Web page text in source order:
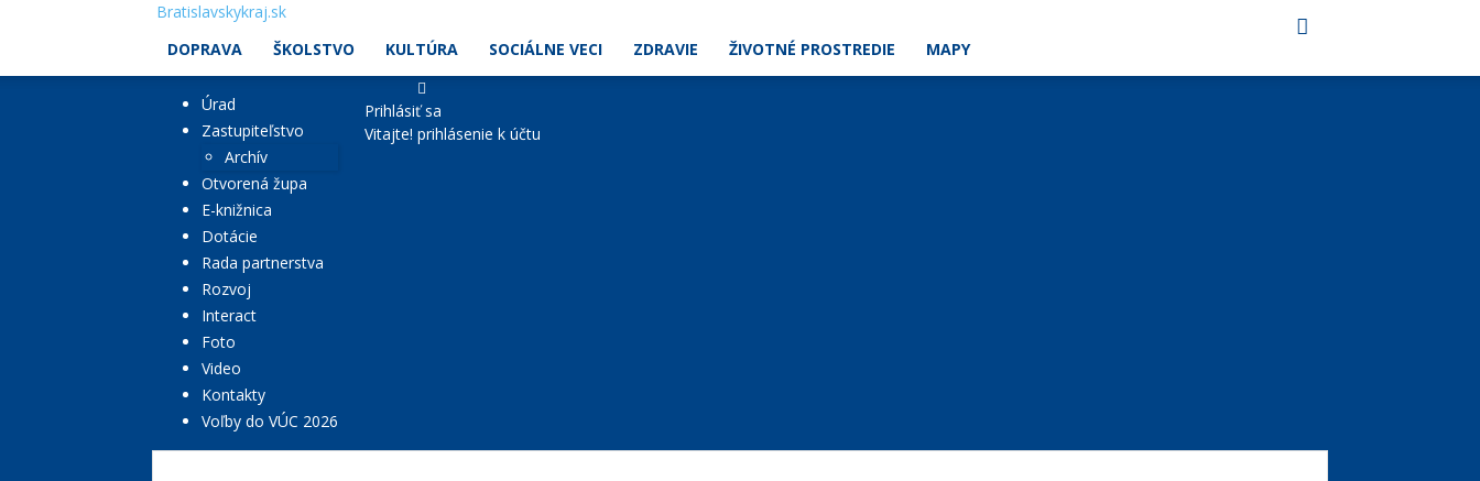
Bratislavskykraj.sk
DOPRAVA
ŠKOLSTVO KULTÚRA SOCIÁLNE VECI ZDRAVIE ŽIVOTNÉ PROSTREDIE MAPY
Úrad
Zastupiteľstvo
Archív
Otvorená župa
E-knižnica
Dotácie
Rada partnerstva
Rozvoj
Interact
Foto
Video
Kontakty
Voľby do VÚC 2026
Prihlásiť sa
Vitajte! prihlásenie k účtu